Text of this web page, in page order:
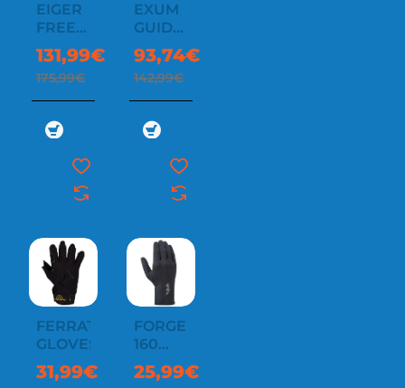
-25%
EIGER
FREE
GLOVE
131,99€
175,99€
-34%
EXUM
GUIDE
GLOVE
93,74€
142,99€
FERRATA
GLOVES
31,99€
FORGE
160
GLOVES
25,99€